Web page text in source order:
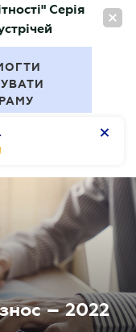
RU
Серія
– 2022